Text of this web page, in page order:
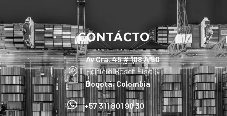
CONTÁCTO
Av Cra. 45 # 108 A 50
Edificio Bosch Piso 6
Bogotá, Colombia
+57 311 801 90 30